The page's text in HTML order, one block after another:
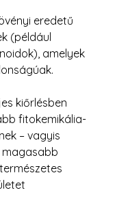
eredetű
(például
amelyek
kiőrlésben
fitokemikália-
– vagyis